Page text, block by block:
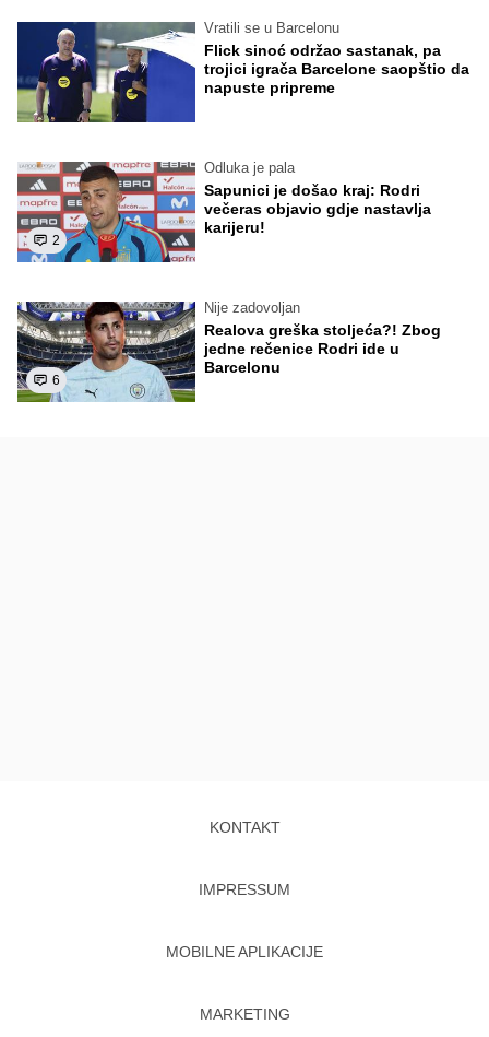
Vratili se u Barcelonu
Flick sinoć održao sastanak, pa
trojici igrača Barcelone saopštio da
napuste pripreme
2
Odluka je pala
Sapunici je došao kraj: Rodri
večeras objavio gdje nastavlja
karijeru!
6
Nije zadovoljan
Realova greška stoljeća?! Zbog
jedne rečenice Rodri ide u
Barcelonu
KONTAKT
IMPRESSUM
MOBILNE APLIKACIJE
MARKETING